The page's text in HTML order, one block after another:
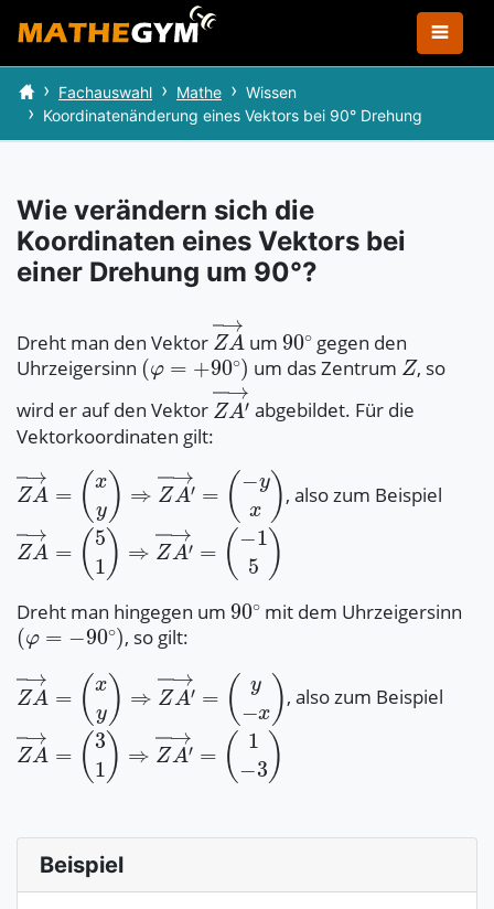
Fachauswahl Mathe
Wissen
Koordinatenänderung eines Vektors bei 90° Drehung
Wie verändern sich die
Koordinaten eines Vektors bei
einer Drehung um 90°?
Dreht man den Vektor um
gegen den
Uhrzeigersinn
um das Zentrum
, so
wird er auf den Vektor
abgebildet. Für die
Vektorkoordinaten gilt:
, also zum Beispiel
Dreht man hingegen um
mit dem Uhrzeigersinn
, so gilt:
, also zum Beispiel
Beispiel